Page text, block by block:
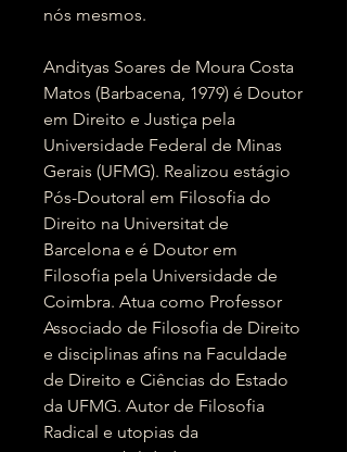
nós mesmos.
Andityas Soares de Moura Costa
Matos (Barbacena, 1979) é Doutor
em Direito e Justiça pela
Universidade Federal de Minas
Gerais (UFMG). Realizou estágio
Pós-Doutoral em Filosofia do
Direito na Universitat de
Barcelona e é Doutor em
Filosofia pela Universidade de
Coimbra. Atua como Professor
Associado de Filosofia de Direito
e disciplinas afins na Faculdade
de Direito e Ciências do Estado
da UFMG. Autor de Filosofia
Radical e utopias da